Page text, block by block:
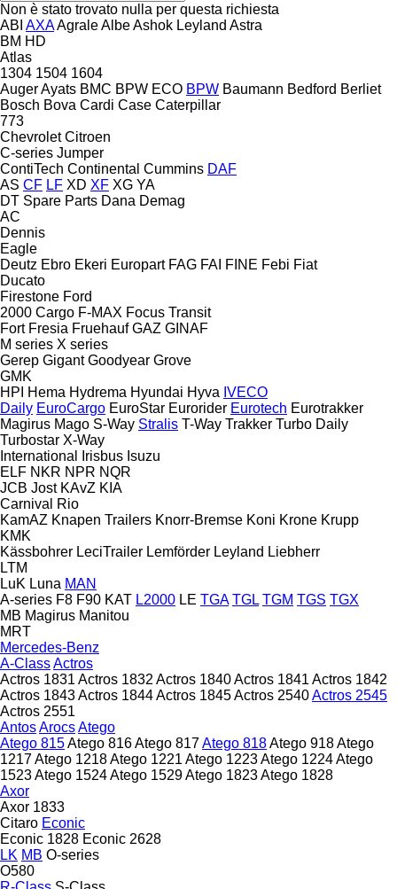
Non è stato trovato nulla per questa richiesta
ABI AXAAgraleAlbeAshok Leyland Astra
BM HD
Atlas
1304 1504 1604
AugerAyats BMC BPW ECO BPW Baumann Bedford Berliet
Bosch Bova Cardi Case Caterpillar
773
Chevrolet Citroen
C-series Jumper
ContiTech Continental Cummins DAF
AS CF LF XD XF XG YA
DT Spare Parts Dana Demag
AC
Dennis
Eagle
Deutz Ebro Ekeri Europart FAG FAI FINE Febi Fiat
Ducato
Firestone Ford
2000 Cargo F-MAX Focus Transit
Fort Fresia Fruehauf GAZ GINAF
M series X series
Gerep Gigant Goodyear Grove
GMK
HPI
Hema Hydrema Hyundai Hyva IVECO
Daily EuroCargo EuroStar Eurorider Eurotech Eurotrakker
Magirus Mago S-Way Stralis T-Way Trakker Turbo Daily
Turbostar X-Way
International
Irisbus Isuzu
ELF NKR NPR NQR
JCB Jost KAvZ KIA
Carnival
Rio
KamAZ Knapen Trailers Knorr-Bremse Koni Krone Krupp
KMK
Kässbohrer LeciTrailer Lemförder Leyland Liebherr
LTM
LuK Luna MAN
A-series F8 F90 KAT L2000 LE TGA TGL TGM TGS TGX
MB Magirus Manitou
MRT
Mercedes-Benz
A-ClassActros
Actros 1831 Actros 1832 Actros 1840Actros 1841 Actros 1842
Actros 1843Actros 1844Actros 1845Actros 2540Actros 2545
Actros 2551
AntosArocsAtego
Atego 815Atego 816Atego 817Atego 818Atego 918Atego
1217Atego 1218Atego 1221 Atego 1223Atego 1224Atego
1523Atego 1524Atego 1529Atego 1823Atego 1828
Axor
Axor 1833
Citaro Econic
Econic 1828 Econic 2628
LK MB O-series
O580